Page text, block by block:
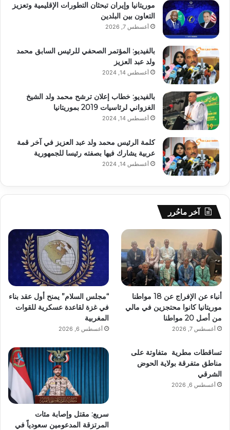
موريتانيا وإيران تبحثان التطورات الإقليمية وتعزيز
التعاون بين البلدين
أغسطس 7, 2026
بالفيديو: المؤتمر الصحفي للرئيس السابق محمد
ولد عبد العزيز
أغسطس 14, 2024
بالفيديو: خطاب إعلان ترشح محمد ولد الشيخ
الغزواني لرئاسيات 2019 بموريتانيا
أغسطس 14, 2024
كلمة الرئيس محمد ولد عبد العزيز في آخر قمة
عربية يشارك فيها بصفته رئيسا للجمهورية
أغسطس 14, 2024
آخر ماحُرر
أنباء عن الإفراج عن 18 مواطنا
موريتانيا كانوا محتجزين في مالي
من أصل 20 مواطنا
أغسطس 7, 2026
“مجلس السلام” يمنح أول عقد بناء
في غزة لقاعدة عسكرية للقوات
المغربية
أغسطس 6, 2026
تساقطات مطرية متفاوتة على
مناطق متفرقة بولاية الحوض
الشرقي
أغسطس 6, 2026
سريع: مقتل وإصابة مئات
المرتزقة المدعومين سعودياً في